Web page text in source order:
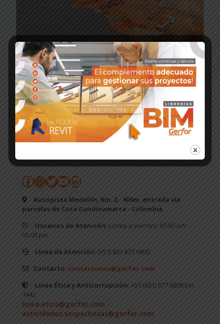
ÚNETE A NUESTRA COMUNIDAD
¡Síguenos en nuestras redes sociales y mantente
Facebook
Instagram
Twitter
YouTube
LinkedIn
Autopista Medellín, Km. 2 - 600m. entrada vía
parcelas de Cota Cundinamarca - Colombia
Horarios de Atención: Lunes a Viernes: 07:00 am -
05:00 pm
Línea de Atención: (+57) 601 877 6800
Contacto: contactenos@gerfor.com
Línea Ética y Anticorrupción: +57 (601) 877 6800 Ext
1442
linea.etica@gerfor.com -
actividades.sospechosas@gerfor.com